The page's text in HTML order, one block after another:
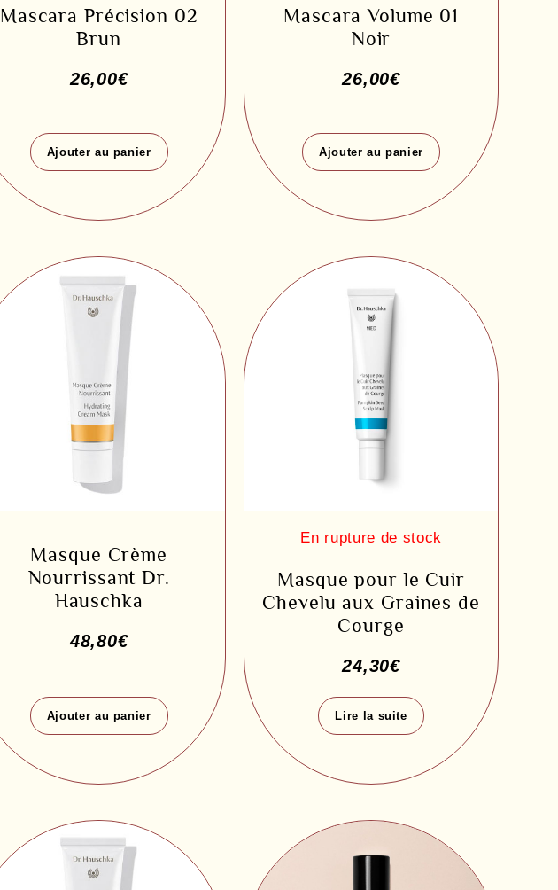
Mascara Précision 02
Brun
26,00€
Ajouter au panier
Mascara Volume 01
Noir
26,00€
Ajouter au panier
Masque Crème
Nourrissant Dr.
Hauschka
48,80€
Ajouter au panier
Masque pour le Cuir
Chevelu aux Graines de
Courge
24,30€
Lire la suite